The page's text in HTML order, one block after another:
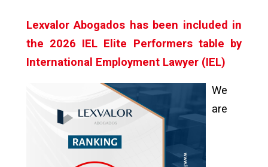
Lexvalor Abogados has been included in
the 2026 IEL Elite Performers table by
International Employment Lawyer (IEL)
We
are